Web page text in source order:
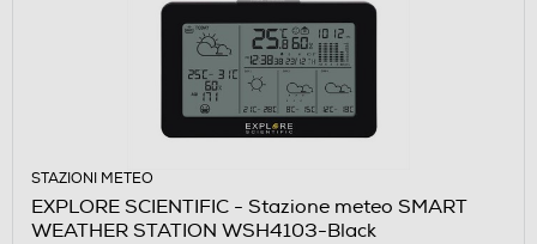
STAZIONI METEO
EXPLORE SCIENTIFIC - Stazione meteo SMART
WEATHER STATION WSH4103-Black